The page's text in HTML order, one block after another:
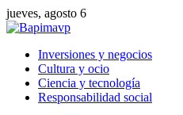
jueves, agosto 6
Inversiones y negocios
Cultura y ocio
Ciencia y tecnología
Responsabilidad social